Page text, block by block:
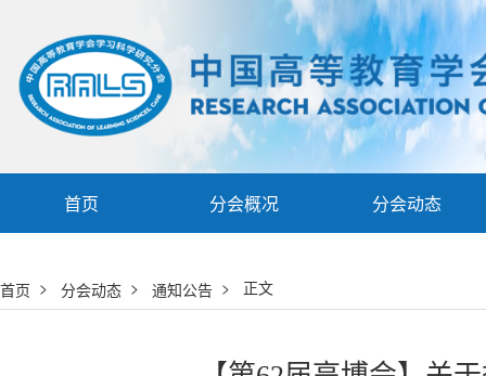
首页 分会概况 分会动态
首页 > 分会动态 > 通知公告 > 正文